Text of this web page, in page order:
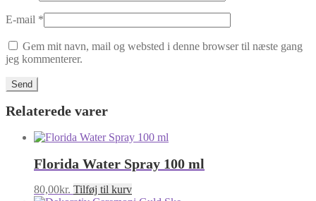
E-mail *
Gem mit navn, mail og websted i denne browser til næste gang
jeg kommenterer.
Relaterede varer
Florida Water Spray 100 ml
80,00kr. Tilføj til kurv